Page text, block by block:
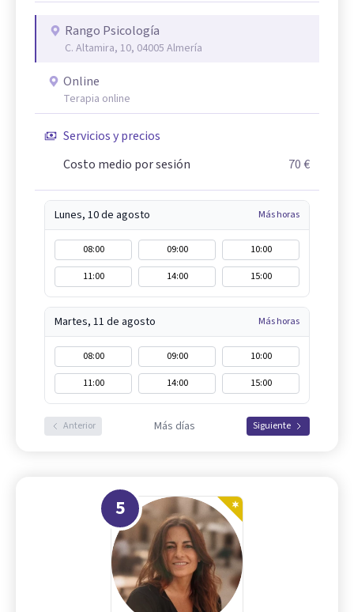
Rango Psicología
C. Altamira, 10, 04005 Almería
Online
Terapia online
Servicios y precios
Costo medio por sesión
70 €
Lunes, 10 de agosto Más horas
08:00 09:00
10:00
11:00
14:00 15:00
Martes, 11 de agosto Más horas
08:00 09:00
10:00
11:00
14:00 15:00
Anterior Más días Siguiente
5